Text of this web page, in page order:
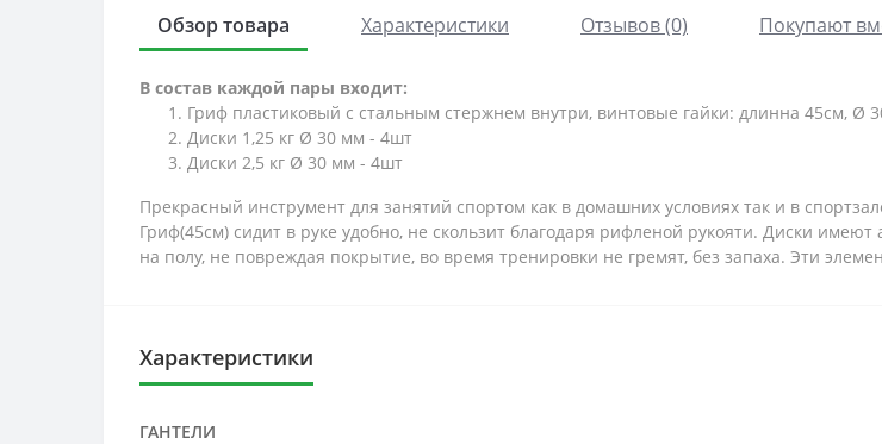
Обзор товара Характеристики Отзывов (0) Покупают
В состав каждой пары входит:
Гриф пластиковый с стальным стержнем внутри, винтовые гайки: длинна 45см, Ø
Диски 1,25 кг Ø 30 мм - 4шт
Диски 2,5 кг Ø 30 мм - 4шт
Прекрасный инструмент для занятий спортом как в домашних условиях так и в
Гриф(45см) сидит в руке удобно, не скользит благодаря рифленой рукояти. Диски
на полу, не повреждая покрытие, во время тренировки не гремят, без запаха. Эти
Характеристики
ГАНТЕЛИ